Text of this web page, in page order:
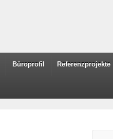
Büroprofil Referenzprojekte